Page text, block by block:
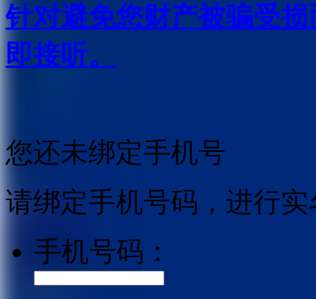
针对避免您财产被骗受
即接听。
您还未绑定手机号
请绑定手机号码，进行
手机号码：